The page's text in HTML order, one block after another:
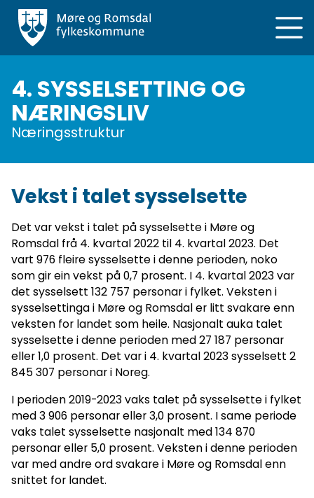
Hopp
hovedinnhold
4. SYSSELSETTING OG
NÆRINGSLIV
Næringsstruktur
Vekst i talet sysselsette
Det var vekst i talet på sysselsette i Møre og
Romsdal frå 4. kvartal 2022 til 4. kvartal 2023. Det
vart 976 fleire sysselsette i denne perioden, noko
som gir ein vekst på 0,7 prosent. I 4. kvartal 2023 var
det sysselsett 132 757 personar i fylket. Veksten i
sysselsettinga i Møre og Romsdal er litt svakare enn
veksten for landet som heile. Nasjonalt auka talet
sysselsette i denne perioden med 27 187 personar
eller 1,0 prosent. Det var i 4. kvartal 2023 sysselsett 2
845 307 personar i Noreg.
I perioden 2019-2023 vaks talet på sysselsette i fylket
med 3 906 personar eller 3,0 prosent. I same periode
vaks talet sysselsette nasjonalt med 134 870
personar eller 5,0 prosent. Veksten i denne perioden
var med andre ord svakare i Møre og Romsdal enn
snittet for landet.